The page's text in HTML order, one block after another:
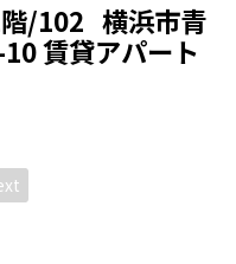
/102 横浜市青
賃貸アパート